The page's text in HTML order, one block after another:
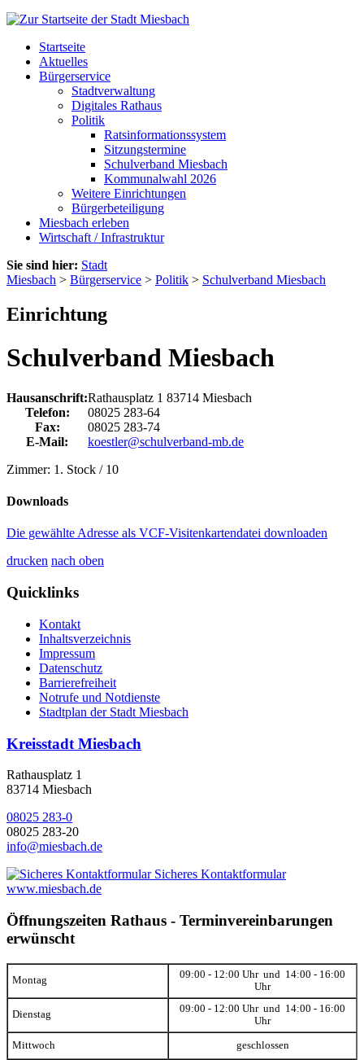
Startseite
Aktuelles
Bürgerservice
Stadtverwaltung
Digitales Rathaus
Politik
Ratsinformationssystem
Sitzungstermine
Schulverband Miesbach
Kommunalwahl 2026
Weitere Einrichtungen
Bürgerbeteiligung
Miesbach erleben
Wirtschaft / Infrastruktur
Sie sind hier: Stadt
Miesbach > Bürgerservice > Politik > Schulverband Miesbach
Einrichtung
Schulverband Miesbach
Hausanschrift:Rathausplatz 1 83714 Miesbach
Telefon:
08025 283-64
Fax:
08025 283-74
E-Mail:
koestler@schulverband-mb.de
Zimmer: 1. Stock / 10
Downloads
Die gewählte Adresse als VCF-Visitenkartendatei downloaden
drucken nach oben
Quicklinks
Kontakt
Inhaltsverzeichnis
Impressum
Datenschutz
Barrierefreiheit
Notrufe und Notdienste
Stadtplan der Stadt Miesbach
Kreisstadt Miesbach
Rathausplatz 1
83714 Miesbach
08025 283-0
08025 283-20
info@miesbach.de
Sicheres Kontaktformular
www.miesbach.de
Öffnungszeiten Rathaus - Terminvereinbarungen
erwünscht
Montag
09:00 - 12:00 Uhr und 14:00 - 16:00
Uhr
Dienstag
09:00 - 12:00 Uhr und 14:00 - 16:00
Uhr
Mittwoch geschlossen